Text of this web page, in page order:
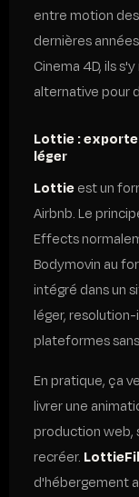
entre motion
dernières
Cinema 4D, ils
alternative pour
Lottie :
léger
Lottieest un
Airbnb. Le
Effects
Bodymovin au
intégré dans un
léger,
plateformes
En pratique, ça
livrer une
production web,
recréer.
d'hébergement